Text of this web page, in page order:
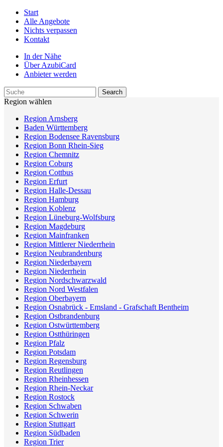
Start
Alle Angebote
Nichts verpassen
Kontakt
In der Nähe
Über AzubiCard
Anbieter werden
Region wählen
Region Arnsberg
Baden Württemberg
Region Bodensee Ravensburg
Region Bonn Rhein-Sieg
Region Chemnitz
Region Coburg
Region Cottbus
Region Erfurt
Region Halle-Dessau
Region Hamburg
Region Koblenz
Region Lüneburg-Wolfsburg
Region Magdeburg
Region Mainfranken
Region Mittlerer Niederrhein
Region Neubrandenburg
Region Niederbayern
Region Niederrhein
Region Nordschwarzwald
Region Nord Westfalen
Region Oberbayern
Region Osnabrück - Emsland - Grafschaft Bentheim
Region Ostbrandenburg
Region Ostwürttemberg
Region Ostthüringen
Region Pfalz
Region Potsdam
Region Regensburg
Region Reutlingen
Region Rheinhessen
Region Rhein-Neckar
Region Rostock
Region Schwaben
Region Schwerin
Region Stuttgart
Region Südbaden
Region Trier